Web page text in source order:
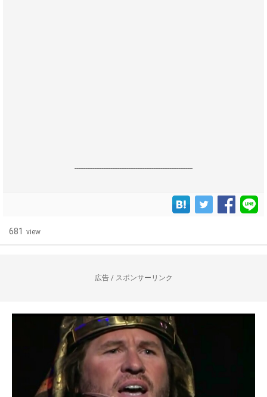
------------------------------------------------------------------
681 view
広告 / スポンサーリンク